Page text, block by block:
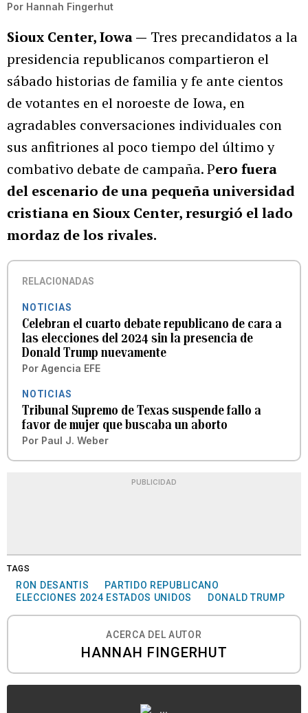
Por Hannah Fingerhut
Sioux Center, Iowa — Tres precandidatos a la
presidencia republicanos compartieron el
sábado historias de familia y fe ante cientos
de votantes en el noroeste de Iowa, en
agradables conversaciones individuales con
sus anfitriones al poco tiempo del último y
combativo debate de campaña. Pero fuera
del escenario de una pequeña universidad
cristiana en Sioux Center, resurgió el lado
mordaz de los rivales.
RELACIONADAS
NOTICIAS
Celebran el cuarto debate republicano de cara a
las elecciones del 2024 sin la presencia de
Donald Trump nuevamente
Por Agencia EFE
NOTICIAS
Tribunal Supremo de Texas suspende fallo a
favor de mujer que buscaba un aborto
Por Paul J. Weber
PUBLICIDAD
TAGS
RON DESANTIS
PARTIDO REPUBLICANO
ELECCIONES 2024 ESTADOS UNIDOS
DONALD TRUMP
ACERCA DEL AUTOR
HANNAH FINGERHUT
...